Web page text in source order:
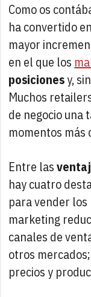
Como os
ha convertido
mayor
en el que los
posicionesy,
Muchos
de negocio una
momentos más
Entre las
hay cuatro
para vender
marketing
canales de
otros
precios y